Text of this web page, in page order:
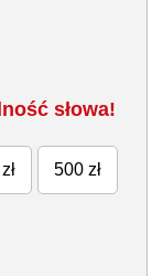
słowa!
500 zł